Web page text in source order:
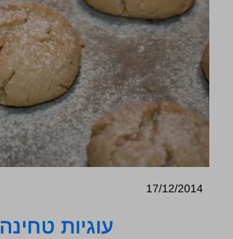
17/12/2014
עוגיות טחינה